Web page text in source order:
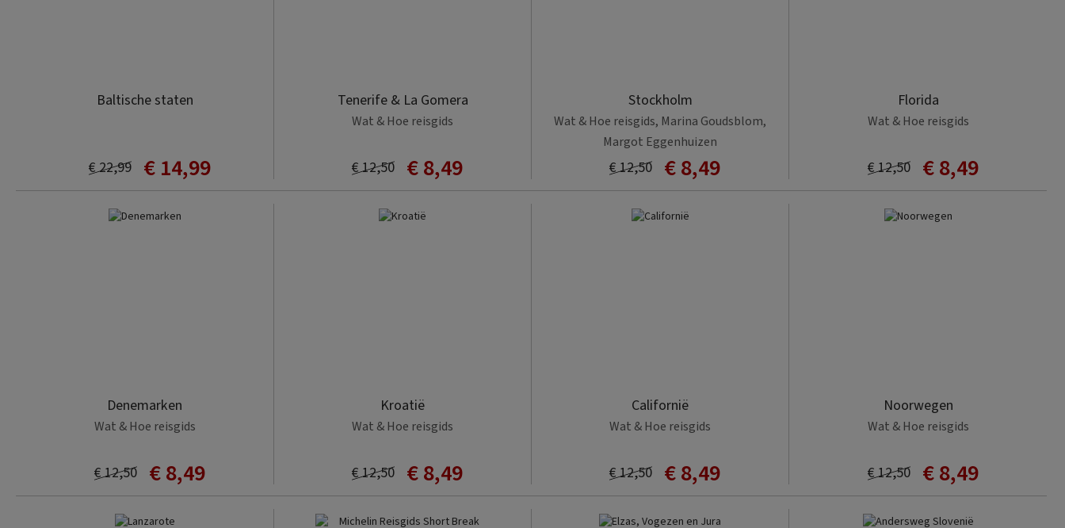
Baltische staten
€ 14,99
€ 22,99
Tenerife & La Gomera
Wat & Hoe reisgids
€ 8,49
€ 12,50
Stockholm
Wat & Hoe reisgids, Marina Goudsblom,
Margot Eggenhuizen
€ 8,49
€ 12,50
Florida
Wat & Hoe reisgids
€ 8,49
€ 12,50
Denemarken
Wat & Hoe reisgids
€ 8,49
€ 12,50
Kroatië
Wat & Hoe reisgids
€ 8,49
€ 12,50
Californië
Wat & Hoe reisgids
€ 8,49
€ 12,50
Noorwegen
Wat & Hoe reisgids
€ 8,49
€ 12,50